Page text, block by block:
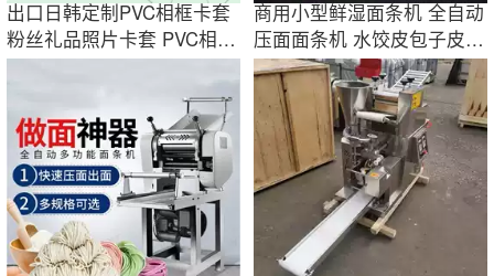
出口日韩定制PVC相框卡套
粉丝礼品照片卡套 PVC相册
卡套
商用小型鲜湿面条机 全自动
压面面条机 水饺皮包子皮压
面机图片